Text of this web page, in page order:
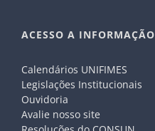
ACESSO A INFORMAÇÃO
Calendários UNIFIMES
Legislações Institucionais
Ouvidoria
Avalie nosso site